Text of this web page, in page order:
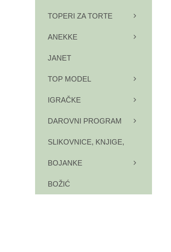
TOPERI ZA TORTE
ANEKKE
JANET
TOP MODEL
IGRAČKE
DAROVNI PROGRAM
SLIKOVNICE, KNJIGE,
BOJANKE
BOŽIĆ